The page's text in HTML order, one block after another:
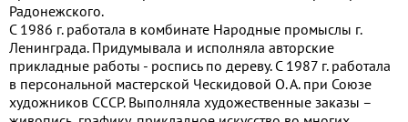
Радонежского.
С 1986 г. работала в комбинате Народные промыслы г.
Ленинграда. Придумывала и исполняла авторские
прикладные работы - роспись по дереву. С 1987 г. работала
в персональной мастерской Ческидовой О. А. при Союзе
художников СССР. Выполняла художественные заказы –